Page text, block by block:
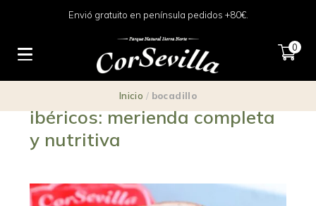
Envió gratuito en península pedidos +80€.
0
Inicio / bocadillo
Bocadillos de embutidos
ibéricos: merienda completa
y nutritiva